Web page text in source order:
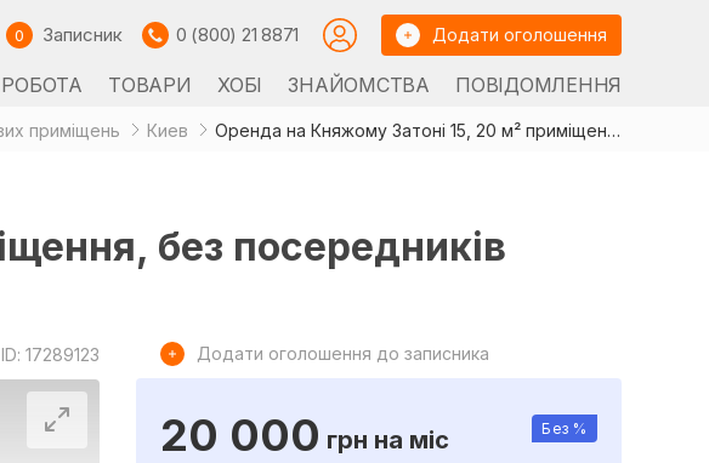
0 Записник 0 (800) 21 8871 Додати оголошення
РОБОТА ТОВАРИ ХОБІ ЗНАЙОМСТВА ПОВІДОМЛЕННЯ
приміщень Киев Оренда на Княжому Затоні 15, 20 м² приміщення, без посередників
без посередників
ID: 17289123 Додати оголошення до записника
20 000 грн на міс Без %